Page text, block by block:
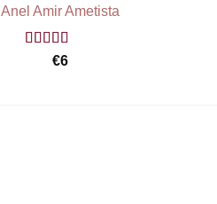
Anel Amir Ametista
Rated5.00
€6